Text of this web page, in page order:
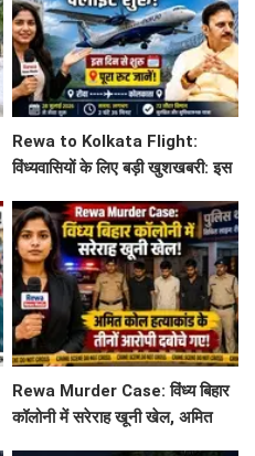
Rewa to Kolkata Flight:
विंध्यवासियों के लिए बड़ी खुशखबरी: इस
फ्लाइट, जानें पूरा रूट!
Rewa Murder Case: विंध्य बिहार
कॉलोनी में सरेराह खूनी खेल, अमित